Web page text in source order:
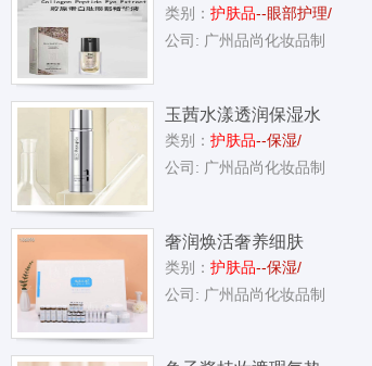
眼部精华液
类别： 护肤品--眼部护理/
公司: 广州品尚化妆品制
玉茜水漾透润保湿水
类别： 护肤品--保湿/
公司: 广州品尚化妆品制
奢润焕活奢养细肤
类别： 护肤品--保湿/
公司: 广州品尚化妆品制